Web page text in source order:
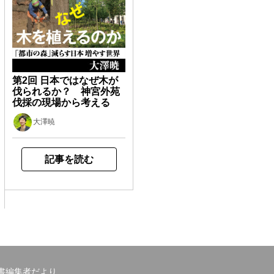
第2回 日本ではなぜ木が
伐られるか？ 神宮外苑
伐採の現場から考える
大澤暁
記事を読む
編集者だより